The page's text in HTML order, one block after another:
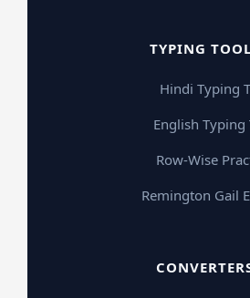
TYPING
Hindi Typing
English Typing
Row-Wise
Remington Gail